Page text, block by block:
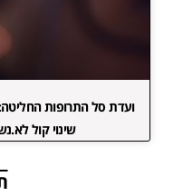
ועדת סל התרופות
שינוי קול